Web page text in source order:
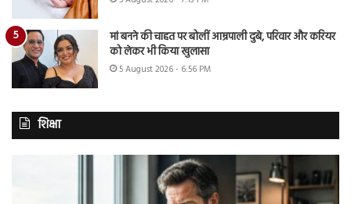
मां बनने की चाहत पर बोलीं आम्रपाली दुबे, परिवार और करियर
को लेकर भी किया खुलासा
5 August 2026 - 6:56 PM
शिक्षा